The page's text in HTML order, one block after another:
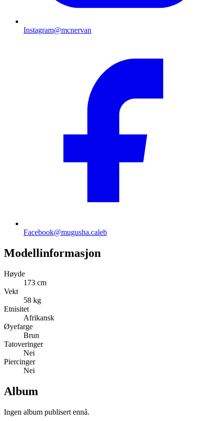
Instagram@mcnervan
Facebook@mugusha.caleb
Modellinformasjon
Høyde
173 cm
Vekt
58 kg
Etnisitet
Afrikansk
Øyefarge
Brun
Tatoveringer
Nei
Piercinger
Nei
Album
Ingen album publisert ennå.